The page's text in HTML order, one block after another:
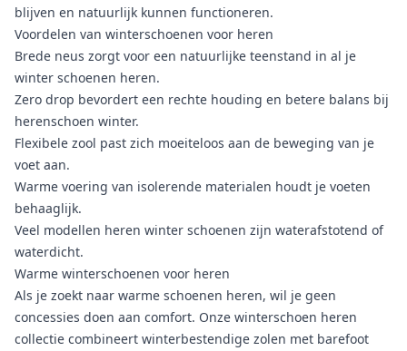
blijven en natuurlijk kunnen functioneren.
Voordelen van winterschoenen voor heren
Brede neus zorgt voor een natuurlijke teenstand in al je
winter schoenen heren.
Zero drop bevordert een rechte houding en betere balans bij
herenschoen winter.
Flexibele zool past zich moeiteloos aan de beweging van je
voet aan.
Warme voering van isolerende materialen houdt je voeten
behaaglijk.
Veel modellen heren winter schoenen zijn waterafstotend of
waterdicht.
Warme winterschoenen voor heren
Als je zoekt naar warme schoenen heren, wil je geen
concessies doen aan comfort. Onze winterschoen heren
collectie combineert winterbestendige zolen met barefoot